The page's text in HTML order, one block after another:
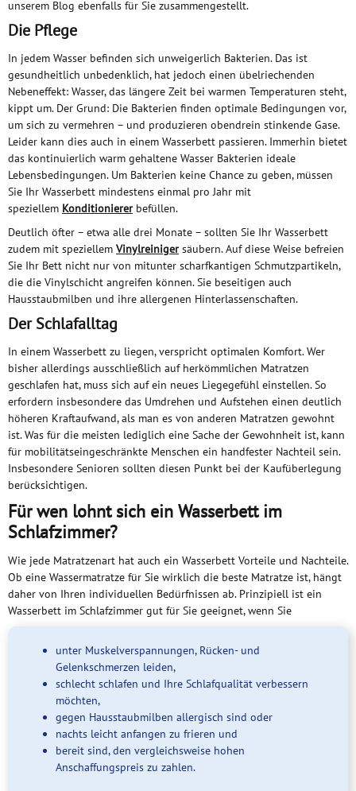
unserem Blog ebenfalls für Sie zusammengestellt.
Die Pflege
In jedem Wasser befinden sich unweigerlich Bakterien. Das ist
gesundheitlich unbedenklich, hat jedoch einen übelriechenden
Nebeneffekt: Wasser, das längere Zeit bei warmen Temperaturen steht,
kippt um. Der Grund: Die Bakterien finden optimale Bedingungen vor,
um sich zu vermehren – und produzieren obendrein stinkende Gase.
Leider kann dies auch in einem Wasserbett passieren. Immerhin bietet
das kontinuierlich warm gehaltene Wasser Bakterien ideale
Lebensbedingungen. Um Bakterien keine Chance zu geben, müssen
Sie Ihr Wasserbett mindestens einmal pro Jahr mit
speziellem Konditionierer befüllen.
Deutlich öfter – etwa alle drei Monate – sollten Sie Ihr Wasserbett
zudem mit speziellem Vinylreiniger säubern. Auf diese Weise befreien
Sie Ihr Bett nicht nur von mitunter scharfkantigen Schmutzpartikeln,
die die Vinylschicht angreifen können. Sie beseitigen auch
Hausstaubmilben und ihre allergenen Hinterlassenschaften.
Der Schlafalltag
In einem Wasserbett zu liegen, verspricht optimalen Komfort. Wer
bisher allerdings ausschließlich auf herkömmlichen Matratzen
geschlafen hat, muss sich auf ein neues Liegegefühl einstellen. So
erfordern insbesondere das Umdrehen und Aufstehen einen deutlich
höheren Kraftaufwand, als man es von anderen Matratzen gewohnt
ist. Was für die meisten lediglich eine Sache der Gewohnheit ist, kann
für mobilitätseingeschränkte Menschen ein handfester Nachteil sein.
Insbesondere Senioren sollten diesen Punkt bei der Kaufüberlegung
berücksichtigen.
Für wen lohnt sich ein Wasserbett im
Schlafzimmer?
Wie jede Matratzenart hat auch ein Wasserbett Vorteile und Nachteile.
Ob eine Wassermatratze für Sie wirklich die beste Matratze ist, hängt
daher von Ihren individuellen Bedürfnissen ab. Prinzipiell ist ein
Wasserbett im Schlafzimmer gut für Sie geeignet, wenn Sie
unter Muskelverspannungen, Rücken- und
Gelenkschmerzen leiden,
schlecht schlafen und Ihre Schlafqualität verbessern
möchten,
gegen Hausstaubmilben allergisch sind oder
nachts leicht anfangen zu frieren und
bereit sind, den vergleichsweise hohen
Anschaffungspreis zu zahlen.